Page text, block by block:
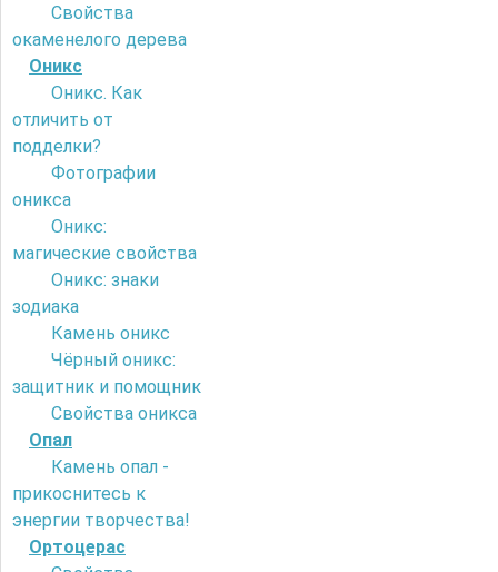
Свойства
окаменелого дерева
Оникс
Оникс. Как
отличить от
подделки?
Фотографии
оникса
Оникс:
магические свойства
Оникс: знаки
зодиака
Камень оникс
Чёрный оникс:
защитник и помощник
Свойства оникса
Опал
Камень опал -
прикоснитесь к
энергии творчества!
Ортоцерас